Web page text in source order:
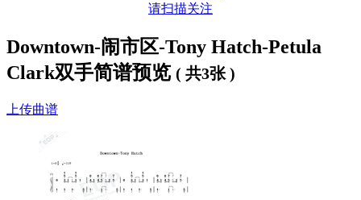
请扫描关注
Downtown-闹市区-Tony Hatch-Petula
Clark双手简谱预览 ( 共3张 )
上传曲谱